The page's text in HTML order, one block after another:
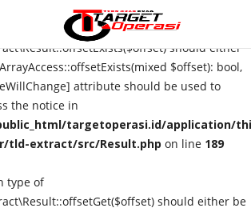
should either
$offset): bool,
attribute should be used to
the notice in
targetoperasi.id/application/
tld-extract/src/Result.php on line 189
type of
should either be
Register